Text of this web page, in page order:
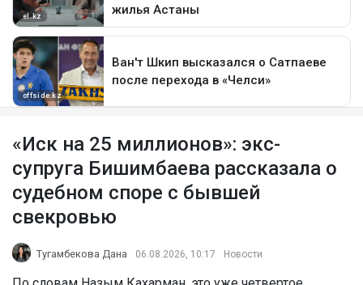
«Иск на 25 миллионов»: экс-
супруга Бишимбаева рассказала о
судебном споре с бывшей
свекровью
Тугамбекова Дана 06.08.2026, 10:17 Новости